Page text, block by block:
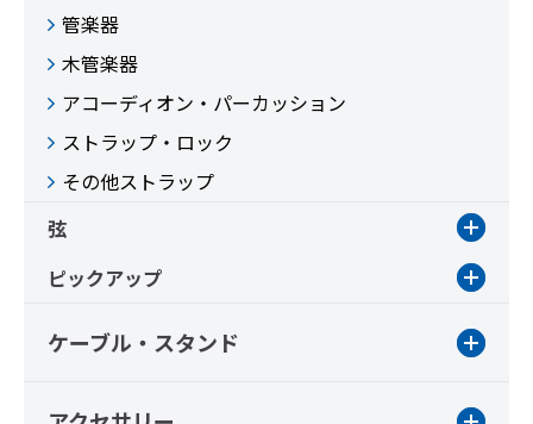
管楽器
木管楽器
アコーディオン・パーカッション
ストラップ・ロック
その他ストラップ
弦
ピックアップ
ケーブル・スタンド